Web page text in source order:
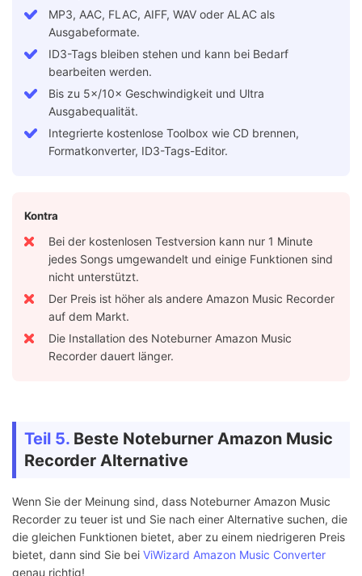
MP3, AAC, FLAC, AIFF, WAV oder ALAC als
Ausgabeformate.
ID3-Tags bleiben stehen und kann bei Bedarf
bearbeiten werden.
Bis zu 5×/10× Geschwindigkeit und Ultra
Ausgabequalität.
Integrierte kostenlose Toolbox wie CD brennen,
Formatkonverter, ID3-Tags-Editor.
Kontra
Bei der kostenlosen Testversion kann nur 1 Minute
jedes Songs umgewandelt und einige Funktionen sind
nicht unterstützt.
Der Preis ist höher als andere Amazon Music Recorder
auf dem Markt.
Die Installation des Noteburner Amazon Music
Recorder dauert länger.
Teil 5. Beste Noteburner Amazon Music
Recorder Alternative
Wenn Sie der Meinung sind, dass Noteburner Amazon Music
Recorder zu teuer ist und Sie nach einer Alternative suchen, die
die gleichen Funktionen bietet, aber zu einem niedrigeren Preis
bietet, dann sind Sie bei ViWizard Amazon Music Converter
genau richtig!